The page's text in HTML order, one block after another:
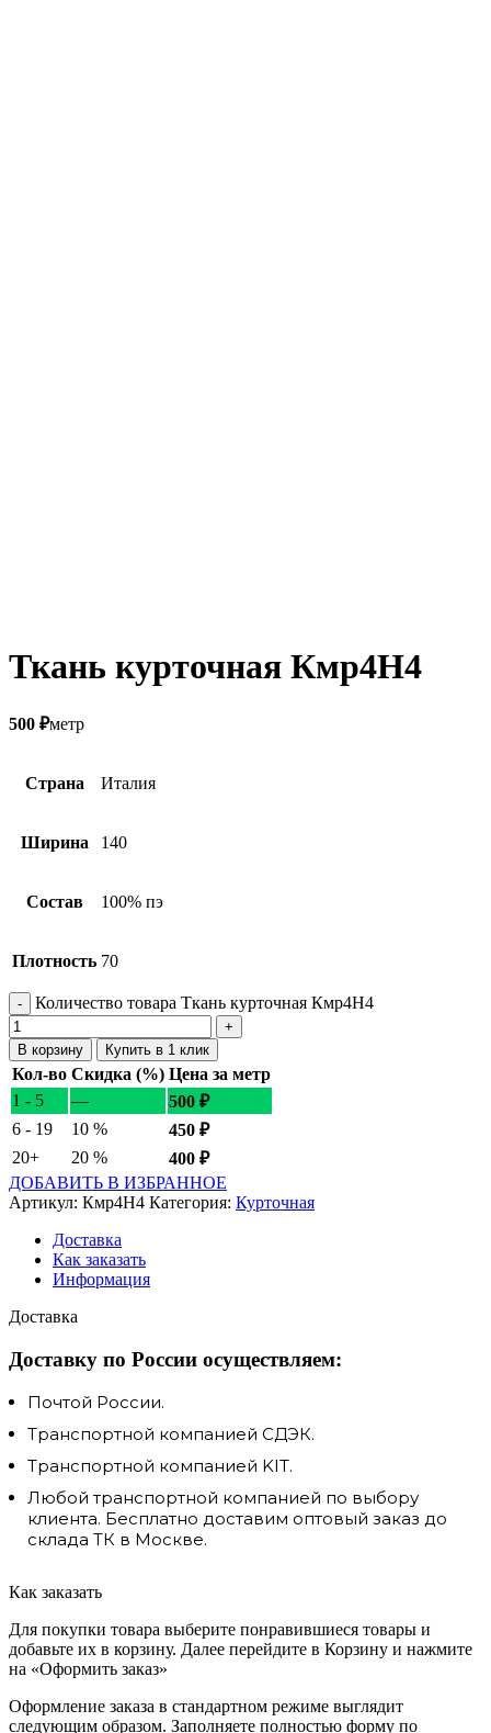
Ткань курточная Кмр4Н4
500 ₽метр
Страна Италия
Ширина 140
Состав 100% пэ
Плотность 70
Количество товара Ткань курточная Кмр4Н4
В корзину Купить в 1 клик
Кол-во Скидка (%) Цена за метр
1 - 5
— 500 ₽
6 - 19
10 % 450 ₽
20+
20 % 400 ₽
ДОБАВИТЬ В ИЗБРАННОЕ
Артикул: Кмр4Н4 Категория: Курточная
Доставка
Как заказать
Информация
Доставка
Доставку по России осуществляем:
Почтой России.
Транспортной компанией СДЭК.
Транспортной компанией KIT.
Любой транспортной компанией по выбору
клиента. Бесплатно доставим оптовый заказ до
склада ТК в Москве.
Как заказать
Для покупки товара выберите понравившиеся товары и
добавьте их в корзину. Далее перейдите в Корзину и нажмите
на «Оформить заказ»
Оформление заказа в стандартном режиме выглядит
следующим образом. Заполняете полностью форму по